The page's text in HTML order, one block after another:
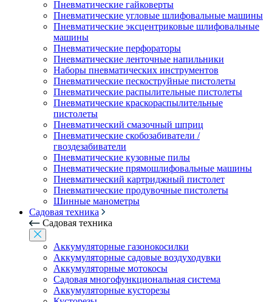
Пневматические гайковерты
Пневматические угловые шлифовальные машины
Пневматические эксцентриковые шлифовальные
машины
Пневматические перфораторы
Пневматические ленточные напильники
Наборы пневматических инструментов
Пневматические пескоструйные пистолеты
Пневматические распылительные пистолеты
Пневматические краскораспылительные
пистолеты
Пневматический смазочный шприц
Пневматические скобозабиватели /
гвоздезабиватели
Пневматические кузовные пилы
Пневматические прямошлифовальные машины
Пневматический картриджный пистолет
Пневматические продувочные пистолеты
Шинные манометры
Садовая техника
Садовая техника
Аккумуляторные газонокосилки
Аккумуляторные садовые воздуходувки
Аккумуляторные мотокосы
Садовая многофункциональная система
Аккумуляторные кусторезы